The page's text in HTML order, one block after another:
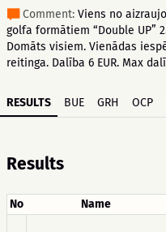
Comment: Viens no
golfa formātiem “Double UP”
Domāts visiem. Vienādas
reitinga. Dalība 6 EUR. Max
RESULTS BUE GRH OCP
Results
No Name